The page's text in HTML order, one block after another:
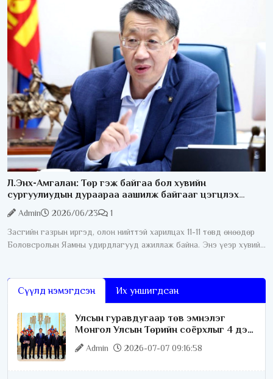
Л.Энх-Амгалан: Төр гэж байгаа бол хувийн
сургуулиудын дураараа аашилж байгааг цэгцлэх
ёстой
Admin 2026/06/23
1
Засгийн газрын иргэд, олон нийттэй харилцах 11-11 төвд өнөөдөр
Боловсролын Яамны удирдлагууд ажиллаж байна. Энэ үеэр хувийн
Сүүлд нэмэгдсэн Их уншигдсан
Улсын гуравдугаар төв эмнэлэг
Монгол Улсын Төрийн соёрхлыг 4 дэх
удаагаа хүртлээ
Admin 2026-07-07 09:16:58